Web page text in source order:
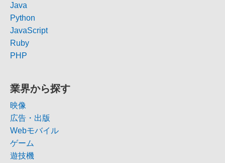
Java
Python
JavaScript
Ruby
PHP
業界から探す
映像
広告・出版
Webモバイル
ゲーム
遊技機